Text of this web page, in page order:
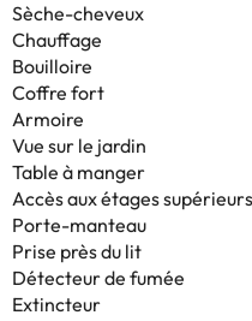
Sèche-cheveux
Chauffage
Bouilloire
Coffre fort
Armoire
Vue sur le jardin
Table à manger
Accès aux étages
Porte-manteau
Prise près du lit
Détecteur de fumée
Extincteur